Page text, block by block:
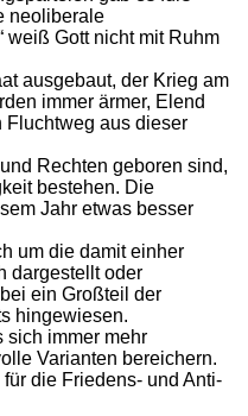
neoliberale
weiß Gott nicht mit Ruhm
ausgebaut, der Krieg am
immer ärmer, Elend
Fluchtweg aus dieser
Rechten geboren sind,
bestehen. Die
Jahr etwas besser
um die damit einher
dargestellt oder
ein Großteil der
hingewiesen.
sich immer mehr
Varianten bereichern.
die Friedens- und Anti-